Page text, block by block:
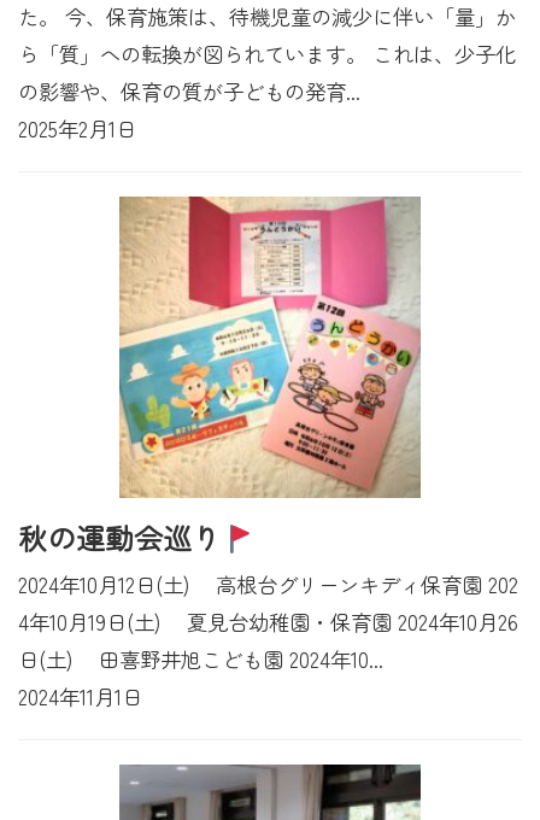
た。 今、保育施策は、待機児童の減少に伴い「量」か
ら「質」への転換が図られています。 これは、少子化
の影響や、保育の質が子どもの発育...
2025年2月1日
秋の運動会巡り
2024年10月12日(土) 高根台グリーンキディ保育園 202
4年10月19日(土) 夏見台幼稚園・保育園 2024年10月26
日(土) 田喜野井旭こども園 2024年10...
2024年11月1日